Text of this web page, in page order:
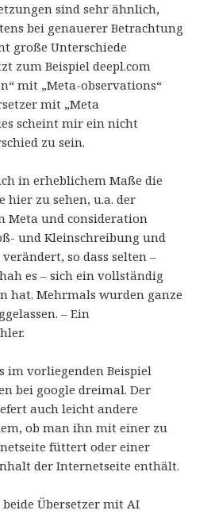
sind sehr ähnlich,
bei genauerer Betrachtung
große Unterschiede
zum Beispiel deepl.com
mit „Meta-observations“
mit „Meta
scheint mir ein nicht
zu sein.
in erheblichem Maße die
hier zu sehen, u.a. der
Meta und consideration
und Kleinschreibung und
so dass selten –
es – sich ein vollständig
hat. Mehrmals wurden ganze
– Ein
im vorliegenden Beispiel
bei google dreimal. Der
auch leicht andere
ob man ihn mit einer zu
füttert oder einer
der Internetseite enthält.
Übersetzer mit AI